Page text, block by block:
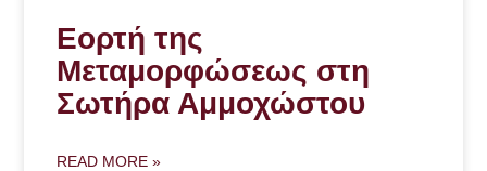
Εορτή της
Μεταμορφώσεως στη
Σωτήρα Αμμοχώστου
READ MORE »